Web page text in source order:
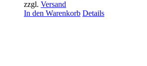
zzgl. Versand
In den Warenkorb Details